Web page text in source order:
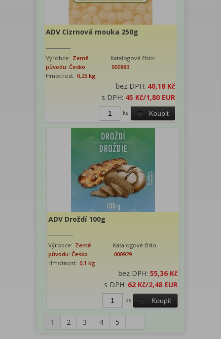
ADV Cizrnová mouka 250g
Výrobce: Země
původu: Česko
Katalogové číslo:
000883
Hmotnost: 0,25 kg
bez DPH: 40,18 Kč
s DPH: 45 Kč/1,80 EUR
Koupit
ks
ADV Droždí 100g
Výrobce: Země
původu: Česko
Katalogové číslo:
000929
Hmotnost: 0,1 kg
bez DPH:55,36 Kč
s DPH: 62 Kč/2,48 EUR
Koupit
ks
1 2 3 4 5